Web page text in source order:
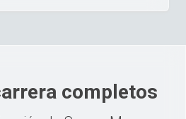
completos